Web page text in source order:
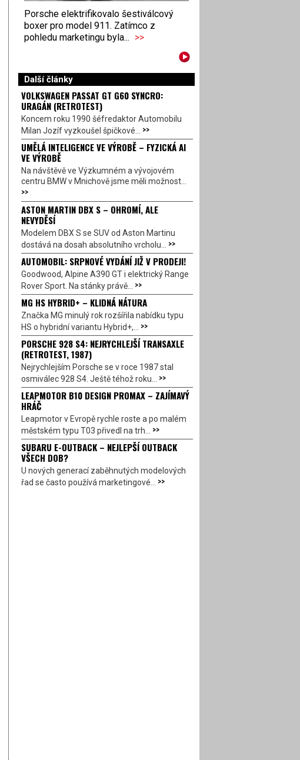
Porsche elektrifikovalo šestiválcový
boxer pro model 911. Zatímco z
pohledu marketingu byla... >>
Další články
VOLKSWAGEN PASSAT GT G60 SYNCRO:
URAGÁN (RETROTEST)
Koncem roku 1990 šéfredaktor Automobilu
Milan Jozíf vyzkoušel špičkové... >>
UMĚLÁ INTELIGENCE VE VÝROBĚ – FYZICKÁ AI
VE VÝROBĚ
Na návštěvě ve Výzkumném a vývojovém
centru BMW v Mnichově jsme měli možnost...
>>
ASTON MARTIN DBX S – OHROMÍ, ALE
NEVYDĚSÍ
Modelem DBX S se SUV od Aston Martinu
dostává na dosah absolutního vrcholu... >>
AUTOMOBIL: SRPNOVÉ VYDÁNÍ JIŽ V PRODEJI!
Goodwood, Alpine A390 GT i elektrický Range
Rover Sport. Na stánky právě... >>
MG HS HYBRID+ – KLIDNÁ NÁTURA
Značka MG minulý rok rozšířila nabídku typu
HS o hybridní variantu Hybrid+,... >>
PORSCHE 928 S4: NEJRYCHLEJŠÍ TRANSAXLE
(RETROTEST, 1987)
Nejrychlejším Porsche se v roce 1987 stal
osmiválec 928 S4. Ještě téhož roku... >>
LEAPMOTOR B10 DESIGN PROMAX – ZAJÍMAVÝ
HRÁČ
Leapmotor v Evropě rychle roste a po malém
městském typu T03 přivedl na trh... >>
SUBARU E-OUTBACK – NEJLEPŠÍ OUTBACK
VŠECH DOB?
U nových generací zaběhnutých modelových
řad se často používá marketingové... >>